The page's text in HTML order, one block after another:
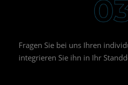
Fragen Sie bei uns Ihren
integrieren Sie ihn in Ihr